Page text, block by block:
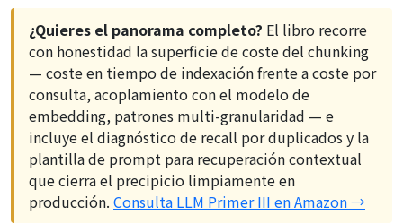
¿Quieres el panorama completo? El libro recorre
con honestidad la superficie de coste del chunking
— coste en tiempo de indexación frente a coste por
consulta, acoplamiento con el modelo de
embedding, patrones multi-granularidad — e
incluye el diagnóstico de recall por duplicados y la
plantilla de prompt para recuperación contextual
que cierra el precipicio limpiamente en
producción. Consulta LLM Primer III en Amazon →